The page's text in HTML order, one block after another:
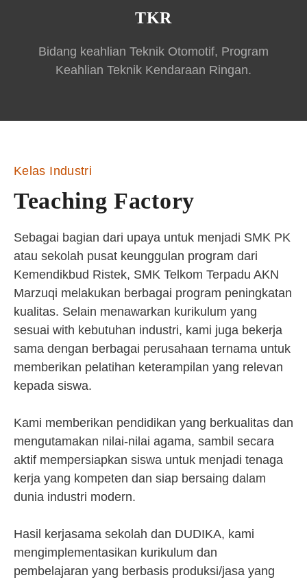
TKR
Bidang keahlian Teknik Otomotif, Program
Keahlian Teknik Kendaraan Ringan.
Kelas Industri
Teaching Factory
Sebagai bagian dari upaya untuk menjadi SMK PK
atau sekolah pusat keunggulan program dari
Kemendikbud Ristek, SMK Telkom Terpadu AKN
Marzuqi melakukan berbagai program peningkatan
kualitas. Selain menawarkan kurikulum yang
sesuai with kebutuhan industri, kami juga bekerja
sama dengan berbagai perusahaan ternama untuk
memberikan pelatihan keterampilan yang relevan
kepada siswa.
Kami memberikan pendidikan yang berkualitas dan
mengutamakan nilai-nilai agama, sambil secara
aktif mempersiapkan siswa untuk menjadi tenaga
kerja yang kompeten dan siap bersaing dalam
dunia industri modern.
Hasil kerjasama sekolah dan DUDIKA, kami
mengimplementasikan kurikulum dan
pembelajaran yang berbasis produksi/jasa yang